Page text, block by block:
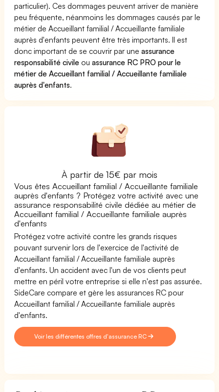
particulier). Ces dommages peuvent arriver de manière
peu fréquente, néanmoins les dommages causés par le
métier de Accueillant familial / Accueillante familiale
auprès d'enfants peuvent être très importants. Il est
donc important de se couvrir par uneassurance
responsabilité civile ouassurance RC PRO pour le
métier de Accueillant familial / Accueillante familiale
auprès d'enfants.
À partir de 15€ par mois
Vous êtes Accueillant familial / Accueillante familiale
auprès d'enfants ? Protégez votre activité avec une
assurance responsabilité civile dédiée au métier de
Accueillant familial / Accueillante familiale auprès
d'enfants
Protégez votre activité contre les grands risques
pouvant survenir lors de l'exercice de l'activité de
Accueillant familial / Accueillante familiale auprès
d'enfants. Un accident avec l'un de vos clients peut
mettre en péril votre entreprise si elle n'est pas assurée.
SideCare compare et gère les assurances RC pour
Accueillant familial / Accueillante familiale auprès
d'enfants.
Voir les différentes offres d'assurance RC